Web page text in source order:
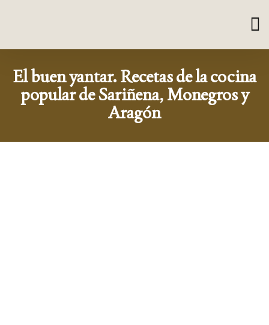
El buen yantar. Recetas de la cocina
popular de Sariñena, Monegros y
Aragón